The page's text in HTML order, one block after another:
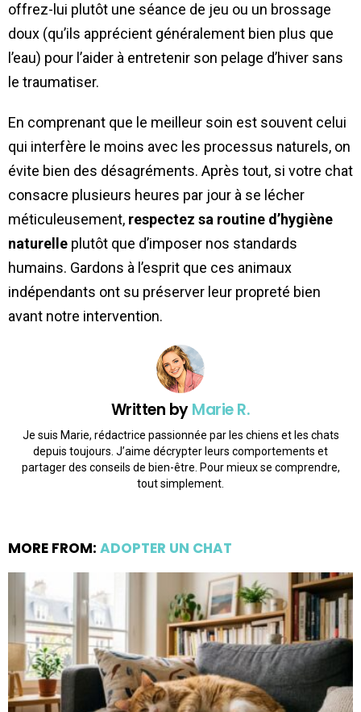
offrez-lui plutôt une séance de jeu ou un brossage
doux (qu’ils apprécient généralement bien plus que
l’eau) pour l’aider à entretenir son pelage d’hiver sans
le traumatiser.
En comprenant que le meilleur soin est souvent celui
qui interfère le moins avec les processus naturels, on
évite bien des désagréments. Après tout, si votre chat
consacre plusieurs heures par jour à se lécher
méticuleusement, respectez sa routine d’hygiène
naturelle plutôt que d’imposer nos standards
humains. Gardons à l’esprit que ces animaux
indépendants ont su préserver leur propreté bien
avant notre intervention.
Written byMarie R.
Je suis Marie, rédactrice passionnée par les chiens et les chats
depuis toujours. J’aime décrypter leurs comportements et
partager des conseils de bien-être. Pour mieux se comprendre,
tout simplement.
MORE FROM: ADOPTER UN CHAT